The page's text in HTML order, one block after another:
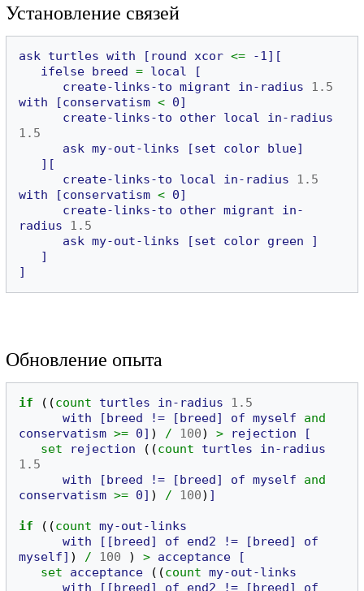
Установление связей
ask turtles with [round xcor <=
-1][
ifelse breed = local
[
create-links-to migrant in-radius
1.5
with
[conservatism < 0]
create-links-to
other local
in-radius
1.5
ask my-out-links [set color blue]
][
create-links-to
local in-radius
1.5
with
[conservatism < 0]
create-links-to
other migrant
in-
radius
1.5
ask my-out-links [set color green
]
]
]
Обновление опыта
if ((count turtles in-radius
1.5
with
[breed != [breed] of myself
and
conservatism >= 0] ) / 100) > rejection
[
set
rejection ((count turtles
in-radius
1.5
with
[breed != [breed] of myself
and
conservatism >= 0] ) / 100) ]
if ((count my-out-links
with
[[breed] of end2 != [breed]
of
myself] ) / 100 ) > acceptance
[
set
acceptance ((count my-out-links
with
[[breed] of end2 != [breed]
of